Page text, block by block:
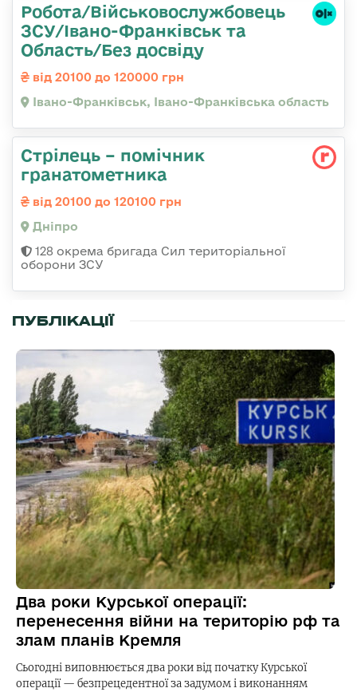
Робота/Військовослужбовець
ЗСУ/Івано-Франківськ та
Область/Без досвіду
від 20100 до 120000 грн
Івано-Франківськ, Івано-Франківська область
Стрілець – помічник
гранатометника
від 20100 до 120100 грн
Дніпро
128 окрема бригада Сил територіальної
оборони ЗСУ
ПУБЛІКАЦІЇ
Два роки Курської операції:
перенесення війни на територію рф та
злам планів Кремля
Сьогодні виповнюється два роки від початку Курської
операції — безпрецедентної за задумом і виконанням